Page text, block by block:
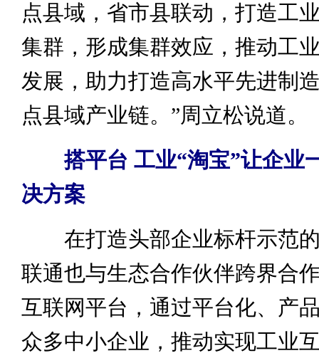
点县域，省市县联动，打造工
集群，形成集群效应，推动工
发展，助力打造高水平先进制
点县域产业链。”周立松说道。
搭平台 工业“淘宝”让企业
决方案
在打造头部企业标杆示范的
联通也与生态合作伙伴跨界合
互联网平台，通过平台化、产
众多中小企业，推动实现工业